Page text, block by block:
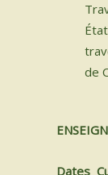
de
Dates